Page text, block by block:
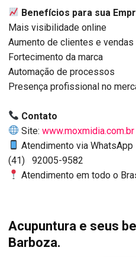
Benefícios para sua
Mais visibilidade online
Aumento de clientes e vendas
Fortecimento da marca
Automação de processos
Presença profissional no
Contato
Site:www.moxmidia.com.br
Atendimento via WhatsApp
(41) 92005-9582
Atendimento em todo o
Acupuntura e seus
Barboza.